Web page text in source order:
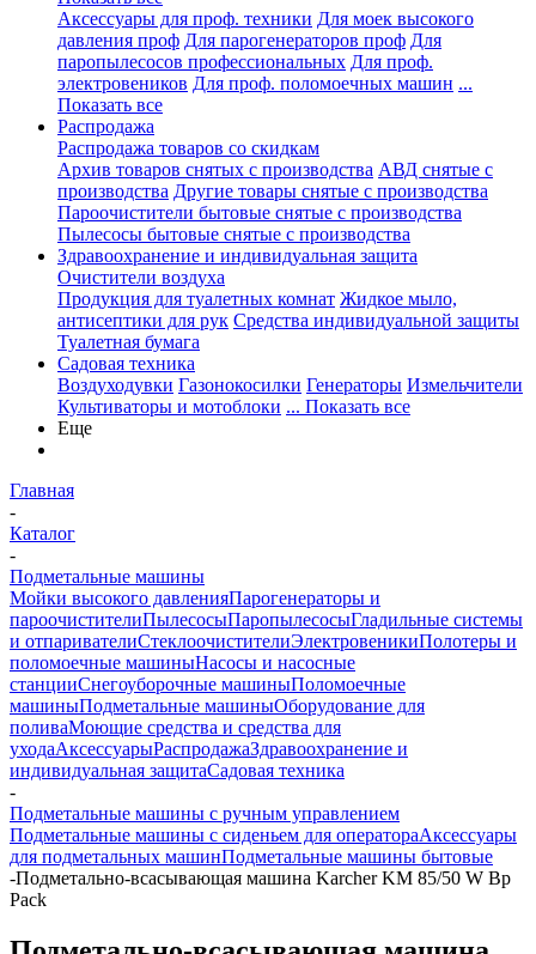
Аксессуары для проф. техники Для моек высокого
давления проф Для парогенераторов проф Для
паропылесосов профессиональных Для проф.
электровеников Для проф. поломоечных машин ...
Показать все
Распродажа
Распродажа товаров со скидкам
Архив товаров снятых с производства АВД снятые с
производства Другие товары снятые с производства
Пароочистители бытовые снятые с производства
Пылесосы бытовые снятые с производства
Здравоохранение и индивидуальная защита
Очистители воздуха
Продукция для туалетных комнат Жидкое мыло,
антисептики для рук Средства индивидуальной защиты
Туалетная бумага
Садовая техника
Воздуходувки Газонокосилки Генераторы Измельчители
Культиваторы и мотоблоки ... Показать все
Еще
Главная
-
Каталог
-
Подметальные машины
Мойки высокого давленияПарогенераторы и
пароочистителиПылесосыПаропылесосыГладильные системы
и отпаривателиСтеклоочистителиЭлектровеникиПолотеры и
поломоечные машиныНасосы и насосные
станцииСнегоуборочные машиныПоломоечные
машиныПодметальные машиныОборудование для
поливаМоющие средства и средства для
уходаАксессуарыРаспродажаЗдравоохранение и
индивидуальная защитаСадовая техника
-
Подметальные машины с ручным управлением
Подметальные машины с сиденьем для оператораАксессуары
для подметальных машинПодметальные машины бытовые
-Подметально-всасывающая машина Karcher KM 85/50 W Bp
Pack